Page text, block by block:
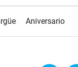
Aniversario